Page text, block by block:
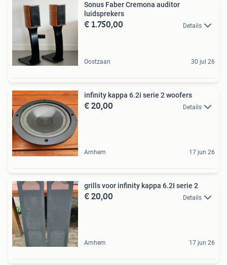
Sonus Faber Cremona auditor
luidsprekers
€ 1.750,00 Details
Oostzaan 30 jul 26
infinity kappa 6.2i serie 2 woofers
€ 20,00 Details
Arnhem 17 jun 26
grills voor infinity kappa 6.2I serie 2
€ 20,00 Details
Arnhem 17 jun 26